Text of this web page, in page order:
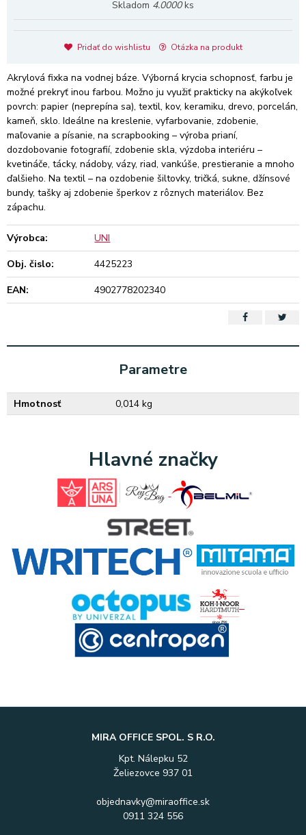
Skladom 4.0000ks
Pridať do wishlistu Otázka na produkt
Akrylová fixka na vodnej báze. Výborná krycia schopnosť, farbu je
možné prekryť inou farbou. Možno ju využiť prakticky na akýkoľvek
povrch: papier (neprepína sa), textil, kov, keramiku, drevo, porcelán,
kameň, sklo. Ideálne na kreslenie, vyfarbovanie, zdobenie,
maľovanie a písanie, na scrapbooking – výroba prianí,
dozdobovanie fotografií, zdobenie skla, výzdoba interiéru –
kvetináče, tácky, nádoby, vázy, riad, vankúše, prestieranie a mnoho
ďalšieho. Na textil – na ozdobenie šiltovky, tričká, sukne, džínsové
bundy, tašky aj zdobenie šperkov z rôznych materiálov. Bez
zápachu.
Výrobca:
UNI
Obj. čislo:
4425223
EAN:
4902778202340
Parametre
Hmotnosť 0,014 kg
Hlavné značky
MIRA OFFICE SPOL. S R.O.
Kpt. Nálepku 52
Želiezovce 937 01
objednavky@miraoffice.sk
0911 324 556